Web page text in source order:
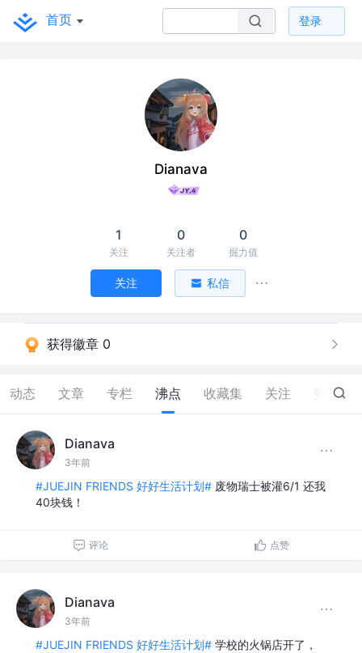
首页 登录
Dianava
1
关注
0
关注者
0
掘力值
关注 私信
获得徽章 0
动态 文章 专栏 沸点 收藏集 关注 3
Dianava
3年前
#JUEJIN FRIENDS 好好生活计划# 废物瑞士被灌6/1 还我
40块钱！
评论 点赞
Dianava
3年前
#JUEJIN FRIENDS 好好生活计划# 学校的火锅店开了，